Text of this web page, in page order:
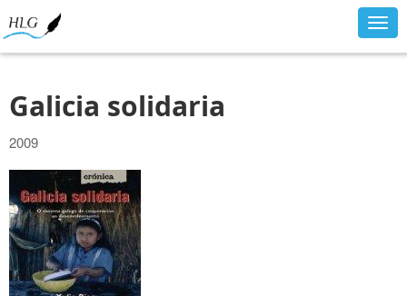
Galicia solidaria
2009